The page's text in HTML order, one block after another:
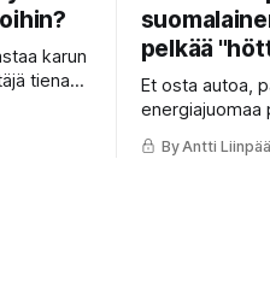
karun
tienaa
Anna
pelkää
Et osta autoa,
energiajuomaa
ostopäätös
tunteella, ja
By Antti Liinpää